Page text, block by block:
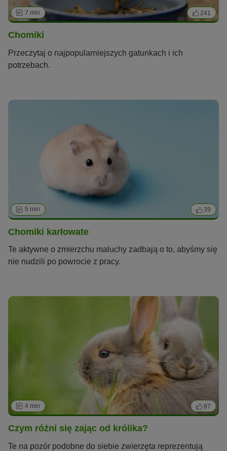
7 min 241
Chomiki
Przeczytaj o najpopularniejszych gatunkach i ich
potrzebach.
5 min 39
Chomiki karłowate
Te aktywne o zmierzchu maluchy zadbają o to, abyśmy się
nie nudzili po powrocie z pracy.
4 min 87
Czym różni się zając od królika?
Te na pozór podobne do siebie zwierzęta reprezentują